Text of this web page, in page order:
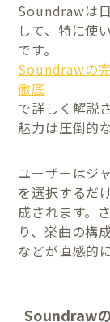
Soundrawは
して、特に使
です。
Soundrawの
徹底
で詳しく解説
魅力は圧倒的
ユーザーはジ
を選択するだ
成されます。
り、楽曲の構
などが直感的
Soundraw